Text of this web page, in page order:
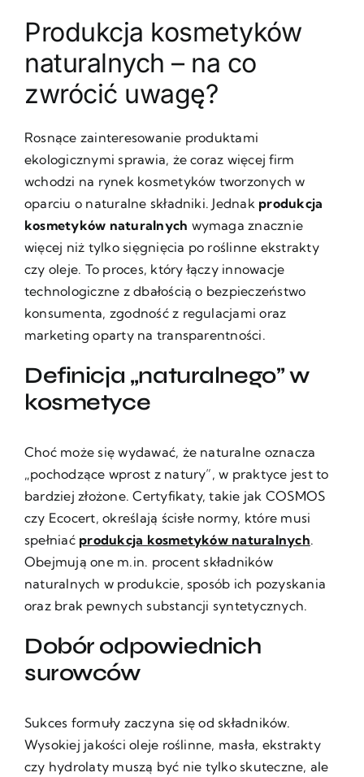
Produkcja kosmetyków
naturalnych – na co
zwrócić uwagę?
Rosnące zainteresowanie produktami
ekologicznymi sprawia, że coraz więcej firm
wchodzi na rynek kosmetyków tworzonych w
oparciu o naturalne składniki. Jednak produkcja
kosmetyków naturalnych wymaga znacznie
więcej niż tylko sięgnięcia po roślinne ekstrakty
czy oleje. To proces, który łączy innowacje
technologiczne z dbałością o bezpieczeństwo
konsumenta, zgodność z regulacjami oraz
marketing oparty na transparentności.
Definicja „naturalnego” w
kosmetyce
Choć może się wydawać, że naturalne oznacza
„pochodzące wprost z natury”, w praktyce jest to
bardziej złożone. Certyfikaty, takie jak COSMOS
czy Ecocert, określają ścisłe normy, które musi
spełniać produkcja kosmetyków naturalnych.
Obejmują one m.in. procent składników
naturalnych w produkcie, sposób ich pozyskania
oraz brak pewnych substancji syntetycznych.
Dobór odpowiednich
surowców
Sukces formuły zaczyna się od składników.
Wysokiej jakości oleje roślinne, masła, ekstrakty
czy hydrolaty muszą być nie tylko skuteczne, ale